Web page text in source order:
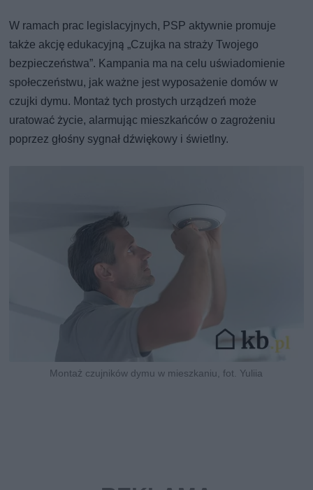
W ramach prac legislacyjnych, PSP aktywnie promuje
także akcję edukacyjną „Czujka na straży Twojego
bezpieczeństwa”. Kampania ma na celu uświadomienie
społeczeństwu, jak ważne jest wyposażenie domów w
czujki dymu. Montaż tych prostych urządzeń może
uratować życie, alarmując mieszkańców o zagrożeniu
poprzez głośny sygnał dźwiękowy i świetlny.
Montaż czujników dymu w mieszkaniu, fot. Yuliia